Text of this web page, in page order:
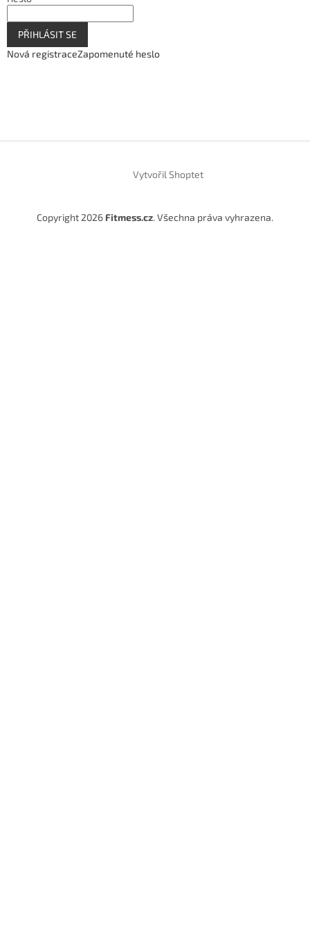
PŘIHLÁSIT SE
Nová registraceZapomenuté heslo
Vytvořil Shoptet
Copyright 2026 Fitmess.cz. Všechna práva vyhrazena.